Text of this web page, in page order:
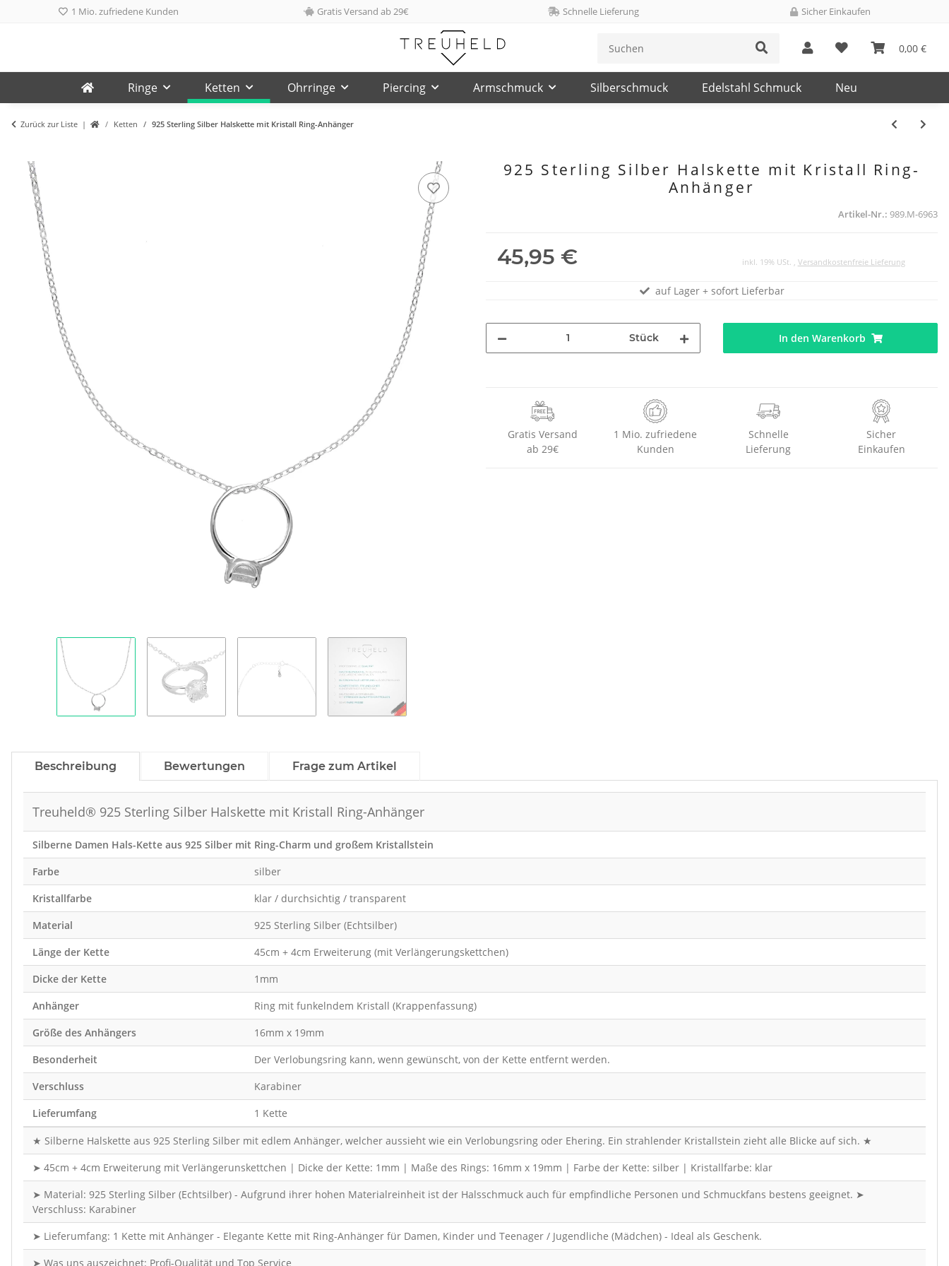
1 Mio. zufriedene Kunden Gratis Versand ab 29€ Schnelle Lieferung Sicher Einkaufen
0,00 €
Ringe Ketten Ohrringe Piercing Armschmuck Silberschmuck Edelstahl Schmuck Neu
Zurück zur Liste Ketten 925 Sterling Silber Halskette mit Kristall Ring-Anhänger
925 Sterling Silber Halskette mit Kristall Ring-
Anhänger
Artikel-Nr.: 989.M-6963
45,95 € inkl. 19% USt. , Versandkostenfreie Lieferung
auf Lager + sofort Lieferbar
Stück In den Warenkorb
Gratis Versand
ab 29€
1 Mio. zufriedene
Kunden
Schnelle
Lieferung
Sicher
Einkaufen
Beschreibung Bewertungen Frage zum Artikel
Treuheld® 925 Sterling Silber Halskette mit Kristall Ring-Anhänger
Silberne Damen Hals-Kette aus 925 Silber mit Ring-Charm und großem Kristallstein
Farbe
silber
Kristallfarbe
klar / durchsichtig / transparent
Material
925 Sterling Silber (Echtsilber)
Länge der Kette
45cm + 4cm Erweiterung (mit Verlängerungskettchen)
Dicke der Kette
1mm
Anhänger
Ring mit funkelndem Kristall (Krappenfassung)
Größe des Anhängers
16mm x 19mm
Besonderheit
Der Verlobungsring kann, wenn gewünscht, von der Kette entfernt werden.
Verschluss
Karabiner
Lieferumfang
1 Kette
★ Silberne Halskette aus 925 Sterling Silber mit edlem Anhänger, welcher aussieht wie ein Verlobungsring oder Ehering. Ein strahlender Kristallstein zieht alle Blicke auf sich. ★
➤ 45cm + 4cm Erweiterung mit Verlängerunskettchen | Dicke der Kette: 1mm | Maße des Rings: 16mm x 19mm | Farbe der Kette: silber | Kristallfarbe: klar
➤ Material: 925 Sterling Silber (Echtsilber) - Aufgrund ihrer hohen Materialreinheit ist der Halsschmuck auch für empfindliche Personen und Schmuckfans bestens geeignet. ➤
Verschluss: Karabiner
➤ Lieferumfang: 1 Kette mit Anhänger - Elegante Kette mit Ring-Anhänger für Damen, Kinder und Teenager / Jugendliche (Mädchen) - Ideal als Geschenk.
➤ Was uns auszeichnet: Profi-Qualität und Top Service